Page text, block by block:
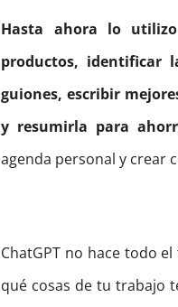
Hasta ahora lo
productos, identificar
guiones, escribir
y resumirla para
agenda personal y crear
ChatGPT no hace todo
qué cosas de tu trabajo